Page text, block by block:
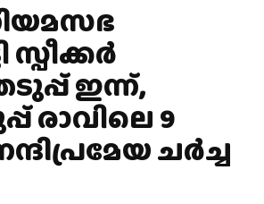
സ്പീക്കർ
ഇന്ന്,
രാവിലെ 9
ചർച്ച